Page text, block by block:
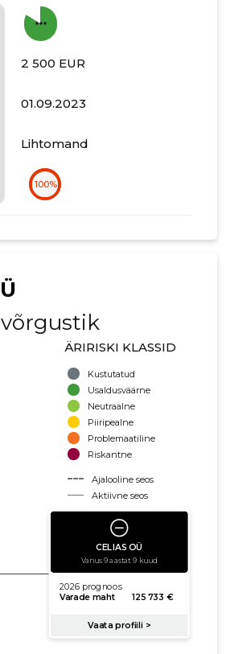
more_horiz
2 500 EUR
01.09.2023
Lihtomand
100%
ÄRIRISKI KLASSID
Kustutatud
Usaldusväärne
Neutraalne
Piiripealne
Problemaatiline
Riskantne
Ajalooline seos
Aktiivne seos
käibe suurus
võla suurus
Seoste laiendamine